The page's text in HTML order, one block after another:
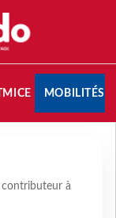
MICE MOBILITÉS
contributeur à